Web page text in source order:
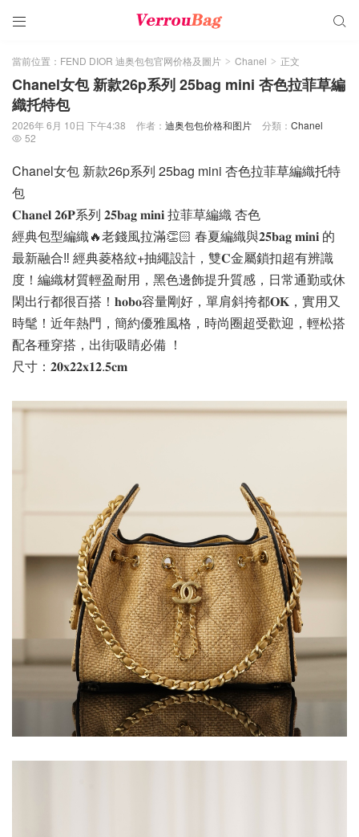
 
當前位置： FEND DIOR 迪奥包包官网价格及圖片 > Chanel > 正文
Chanel女包 新款26p系列 25bag mini 杏色拉菲草編
織托特包
2026年 6月 10日 下午4:38 作者： 迪奥包包价格和图片 分類： Chanel
 52
Chanel女包 新款26p系列 25bag mini 杏色拉菲草編織托特
包
𝐂𝐡𝐚𝐧𝐞𝐥 𝟐𝟔𝐏系列 𝟐𝟓𝐛𝐚𝐠 𝐦𝐢𝐧𝐢 拉菲草編織 杏色
經典包型編織🔥老錢風拉滿👏🏻 春夏編織與𝟐𝟓𝐛𝐚𝐠 𝐦𝐢𝐧𝐢 的
最新融合‼️ 經典菱格紋+抽繩設計，雙𝐂金屬鎖扣超有辨識
度！編織材質輕盈耐用，黑色邊飾提升質感，日常通勤或休
閑出行都很百搭！𝐡𝐨𝐛𝐨容量剛好，單肩斜挎都𝐎𝐊，實用又
時髦！近年熱門，簡約優雅風格，時尚圈超受歡迎，輕松搭
配各種穿搭，出街吸睛必備 ！
尺寸：𝟐𝟎𝐱𝟐𝟐𝐱𝟏𝟐.𝟓𝐜𝐦